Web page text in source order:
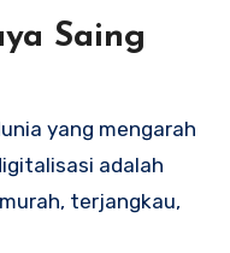
Saing
yang mengarah
adalah
terjangkau,